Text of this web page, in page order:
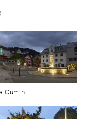
Cumin